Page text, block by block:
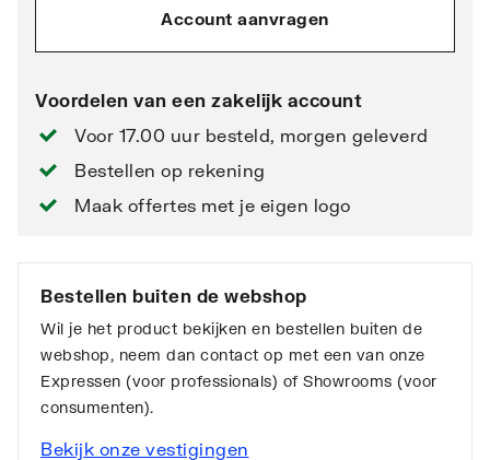
Account aanvragen
Voordelen van een zakelijk account
Voor 17.00 uur besteld, morgen geleverd
Bestellen op rekening
Maak offertes met je eigen logo
Bestellen buiten de webshop
Wil je het product bekijken en bestellen buiten de
webshop, neem dan contact op met een van onze
Expressen (voor professionals) of Showrooms (voor
consumenten).
Bekijk onze vestigingen